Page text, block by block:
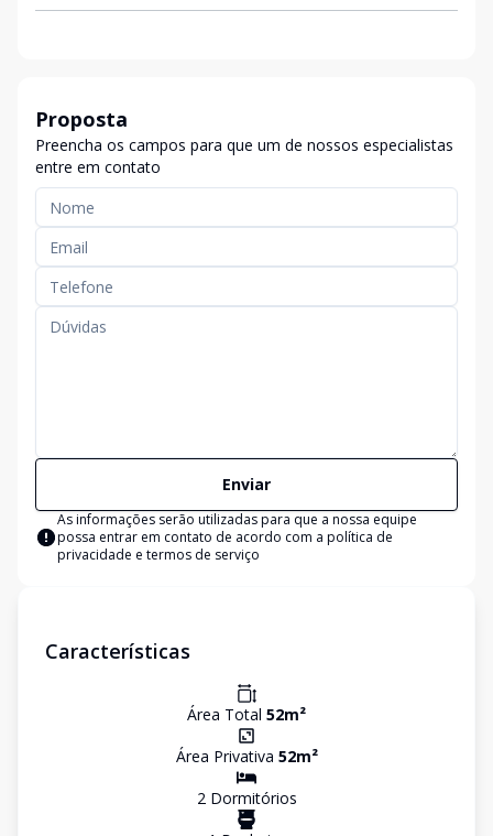
Proposta
Preencha os campos para que um de nossos especialistas
entre em contato
Enviar
As informações serão utilizadas para que a nossa equipe
possa entrar em contato de acordo com a política de
privacidade e termos de serviço
Características
Área Total 52m²
Área Privativa 52m²
2Dormitórios